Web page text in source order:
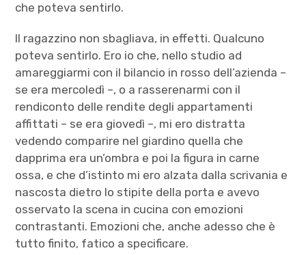
che poteva sentirlo.
Il ragazzino non sbagliava, in effetti. Qualcuno
poteva sentirlo. Ero io che, nello studio ad
amareggiarmi con il bilancio in rosso dell’azienda –
se era mercoledì –, o a rasserenarmi con il
rendiconto delle rendite degli appartamenti
affittati – se era giovedì –, mi ero distratta
vedendo comparire nel giardino quella che
dapprima era un’ombra e poi la figura in carne
ossa, e che d’istinto mi ero alzata dalla scrivania e
nascosta dietro lo stipite della porta e avevo
osservato la scena in cucina con emozioni
contrastanti. Emozioni che, anche adesso che è
tutto finito, fatico a specificare.